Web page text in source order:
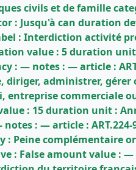
civils et de famille
: Jusqu'à can duration
: Interdiction activité
value : 5 duration
: — notes : — article :
diriger, administrer,
commerciale
: 15 duration unit :
: — article :
: Peine complémentaire
: False amount value :